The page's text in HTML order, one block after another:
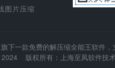
图片压缩
旗下一款免费的解压缩全能王软件
2024 版权所有：上海至凤软件技